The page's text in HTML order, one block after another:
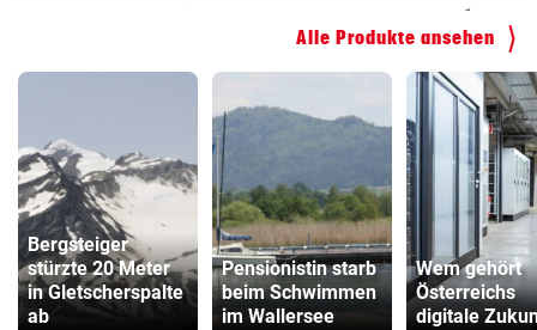
Alle Produkte ansehen
Bergsteiger
stürzte 20 Meter
in Gletscherspalte
ab
Pensionistin starb
beim Schwimmen
im Wallersee
Wem gehört
Österreichs
digitale